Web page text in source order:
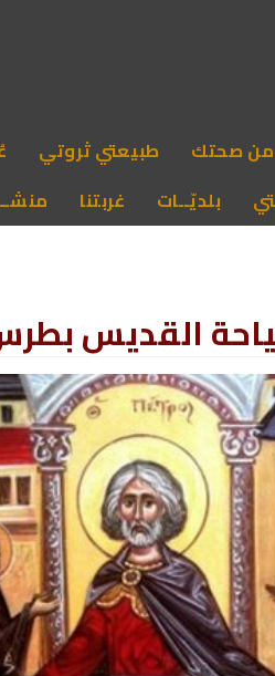
صحتك طبيعتي ثروتي
بلديّــات غربتنا
القديس